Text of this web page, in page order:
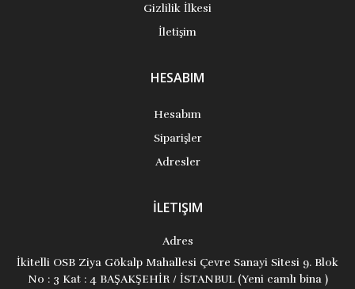
Gizlilik İlkesi
İletişim
HESABIM
Hesabım
Siparişler
Adresler
İLETIŞIM
Adres
İkitelli OSB Ziya Gökalp Mahallesi Çevre Sanayi Sitesi 9. Blok
No : 3 Kat : 4 BAŞAKŞEHİR / İSTANBUL (Yeni camlı bina )